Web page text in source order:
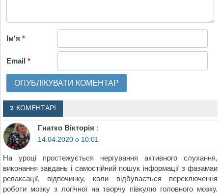
Ім'я*
Email*
2 КОМЕНТАРІ
Гнатко Вікторія :
14.04.2020 о 10:01
На уроці простежується чергування активного слухання,
виконання завдань і самостійний пошук інформації з фазамаи
релаксації, відпочинку, коли відбувається переключення
роботи мозку з логічної на творчу півкулю головного мозку.